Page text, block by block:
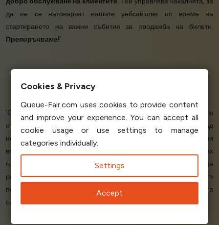
да не се натоварват нашите уебсайтове по време на
стартирането на важни събития за продажба на билети.
Препоръчваме!’
‘Освен самата система, която работи много добре
, това, което
отличава Queue-Fair от останалите, са хората, които
стоят зад
нея. Те бяха на разположение, за да отговорят на всичките ми
въпроси, да
с внедряването и дори когато бях
готов да вляза в производство, те все още бяха на
разположение! Мога дабъда спокоен, знаейки, че пиковото
потребление вече няма да създава проблеми на моята
система. Всичко е
Cookies & Privacy
Queue-Fair.com uses cookies to provide content
and improve your experience. You can accept all
cookie usage or use settings to manage
categories individually.
Settings
Accept